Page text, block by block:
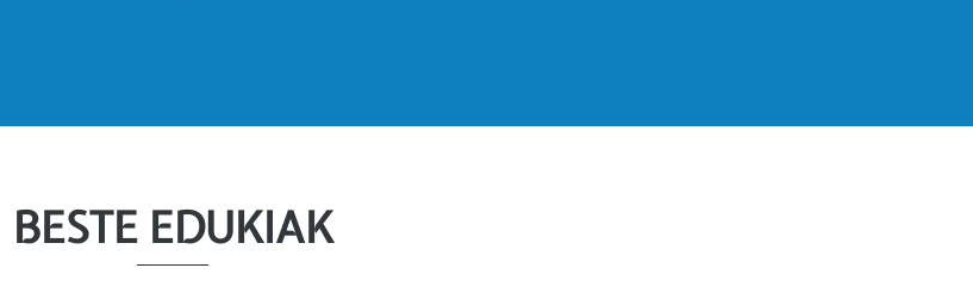
BESTE EDUKIAK